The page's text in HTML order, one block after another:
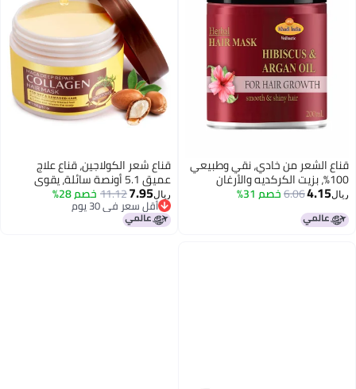
الشعر من خادي، نقي وطبيعي
100%، بزيت الكركديه والأرغان
الشعر، خالٍ من الكبريتات
- 200 مل.
4.15
6.06خصم 31%
قناع شعر الكولاجين، قناع علاج
عميق 5.1 أونصة سائلة، يقوي
الشعر ويعزز سهولة التحكم
والمرونة، للشعر الجاف أو التالف،
غني بالكولاجين وزيت الأركان والمكا
ريال7.95
11.12خصم 28%
أقل سعر في 30 يوم
أقل سعر في 30 يوم